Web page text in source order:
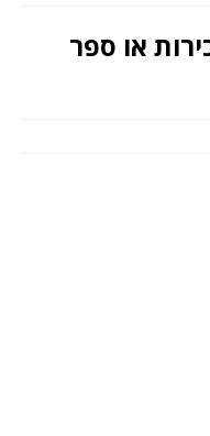
או ספר